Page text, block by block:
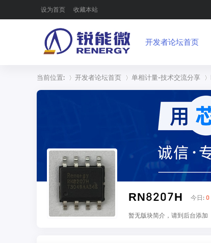
设为首页 收藏本站
开发者论坛首页
当前位置: 开发者论坛首页 单相计量-技术交流分享
RN8207H 今日: 0
暂无版块简介，请到后台添加